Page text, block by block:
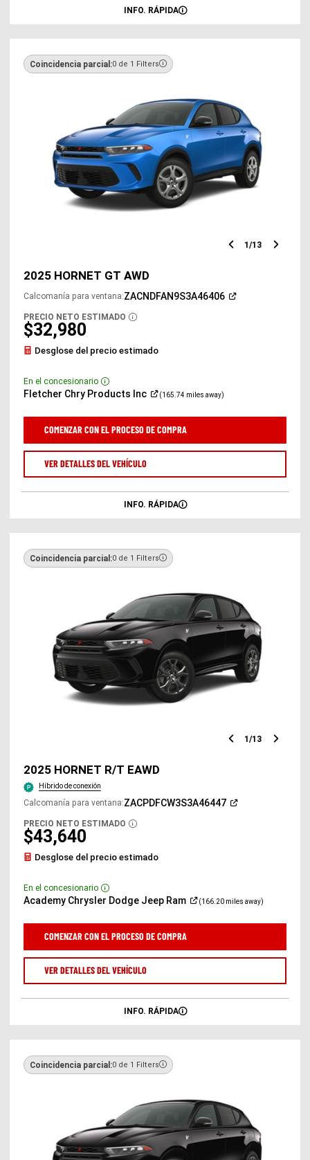
INFO. RÁPIDA
Coincidencia parcial:0 de 1 Filters
1/13
2025 HORNET GT AWD
Calcomanía para ventana:ZACNDFAN9S3A46406
(Abrir
PRECIO NETO ESTIMADO DISCLOSURE
$32,980
Desglose del precio estimado
En el concesionario Disclosure
Fletcher Chry Products Inc
(Abrir
en
nueva)
(165.74 miles away)
COMENZAR CON EL PROCESO DE COMPRA
VER DETALLES DEL VEHÍCULO
INFO. RÁPIDA
Coincidencia parcial:0 de 1 Filters
1/13
2025 HORNET R/T EAWD
Híbrido de conexión
Calcomanía para ventana:ZACPDFCW3S3A46447
(Abrir
PRECIO NETO ESTIMADO DISCLOSURE
$43,640
Desglose del precio estimado
En el concesionario Disclosure
Academy Chrysler Dodge Jeep Ram
(Abrir
en
(166.20 miles away)
COMENZAR CON EL PROCESO DE COMPRA
VER DETALLES DEL VEHÍCULO
INFO. RÁPIDA
Coincidencia parcial:0 de 1 Filters